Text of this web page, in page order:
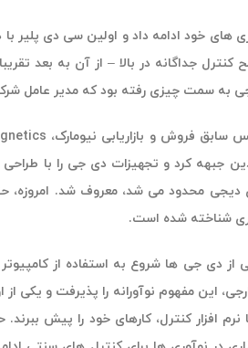
به سمت چیزی رفته بود که مدیر عامل
کرد و تجهیزات دی جی را با طراحی
محدود می شد، معروف شد. امروزه،
شناخته شده است.
در دهه 1990، برخی از دی جی ها شروع به
افزار کنترل، کارهای خود را پیش ببرند.